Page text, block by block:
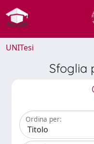
UNITesi
Sfoglia
Ordina per: